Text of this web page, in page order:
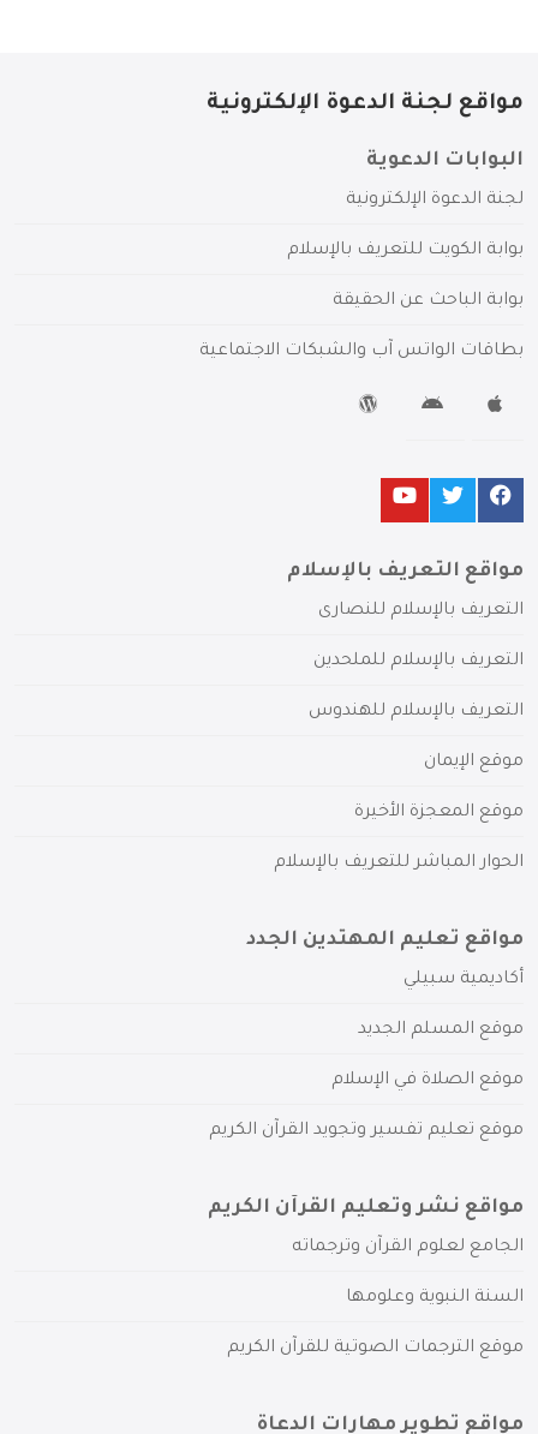
مواقع لجنة الدعوة الإلكترونية
البوابات الدعوية
لجنة الدعوة الإلكترونية
بوابة الكويت للتعريف بالإسلام
بوابة الباحث عن الحقيقة
بطاقات الواتس آب والشبكات الاجتماعية
مواقع التعريف بالإسلام
التعريف بالإسلام للنصارى
التعريف بالإسلام للملحدين
التعريف بالإسلام للهندوس
موقع الإيمان
موقع المعجزة الأخيرة
الحوار المباشر للتعريف بالإسلام
مواقع تعليم المهتدين الجدد
أكاديمية سبيلي
موقع المسلم الجديد
موقع الصلاة في الإسلام
موقع تعليم تفسير وتجويد القرآن الكريم
مواقع نشر وتعليم القرآن الكريم
الجامع لعلوم القرآن وترجماته
السنة النبوية وعلومها
موقع الترجمات الصوتية للقرآن الكريم
مواقع تطوير مهارات الدعاة